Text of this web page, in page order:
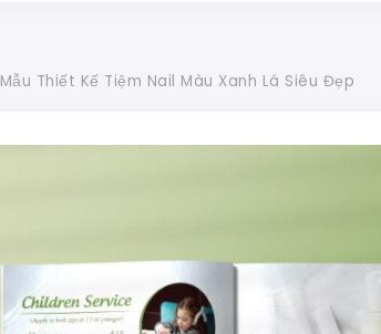
Mẫu Thiết Kế Tiệm Nail Màu Xanh Lá Siêu Đẹp